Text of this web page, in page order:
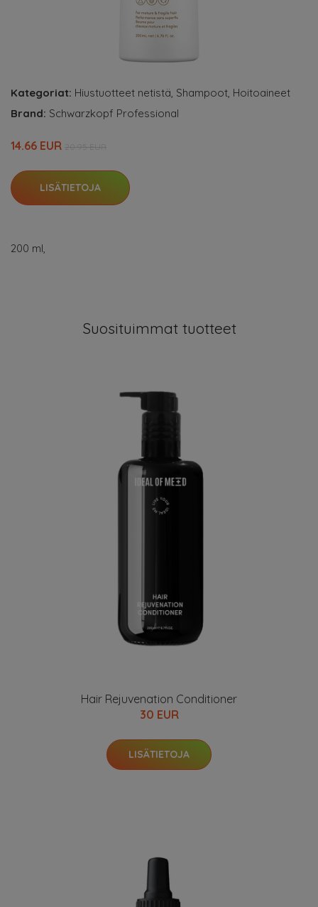
Kategoriat: Hiustuotteet netistä, Shampoot, Hoitoaineet
Brand: Schwarzkopf Professional
14.66 EUR
LISÄTIETOJA
200 ml,
Suosituimmat tuotteet
Hair Rejuvenation Conditioner
30 EUR
LISÄTIETOJA